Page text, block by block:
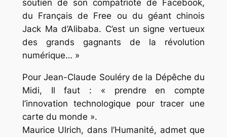
soutien de son compatriote de Facebook,
du Français de Free ou du géant chinois
Jack Ma d’Alibaba. C’est un signe vertueux
des grands gagnants de la révolution
numérique… »
Pour Jean-Claude Souléry de la Dépêche du
Midi, Il faut : « prendre en compte
l’innovation technologique pour tracer une
carte du monde ».
Maurice Ulrich, dans l’Humanité, admet que